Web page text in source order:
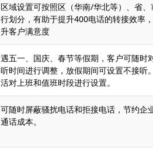
区域设置可按照区（华南/华北等）、省、
行划分，有助于提升400电话的转接效率
升客户满意度
遇五一、国庆、春节等假期，客户可随时
听时间进行调整，放假期间可设置不接听
活对上班和值班时段进行设置。
可随时屏蔽骚扰电话和拒接电话，节约企
通话成本。